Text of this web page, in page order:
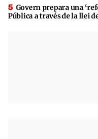
Govern prepara una
Pública a través de la llei